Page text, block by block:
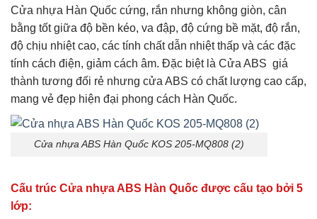
Cửa nhựa Hàn Quốc cứng, rắn nhưng không giòn, cân
bằng tốt giữa độ bền kéo, va đập, độ cứng bề mặt, độ rắn,
độ chịu nhiệt cao, các tính chất dẫn nhiệt thấp và các đặc
tính cách điện, giảm cách âm. Đặc biệt là Cửa ABS giá
thành tương đối rẻ nhưng cửa ABS có chất lượng cao cấp,
mang vẻ đẹp hiện đại phong cách Hàn Quốc.
Cửa nhựa ABS Hàn Quốc KOS 205-MQ808 (2)
Cấu trúc Cửa nhựa ABS Hàn Quốc được cấu tạo bởi 5
lớp: